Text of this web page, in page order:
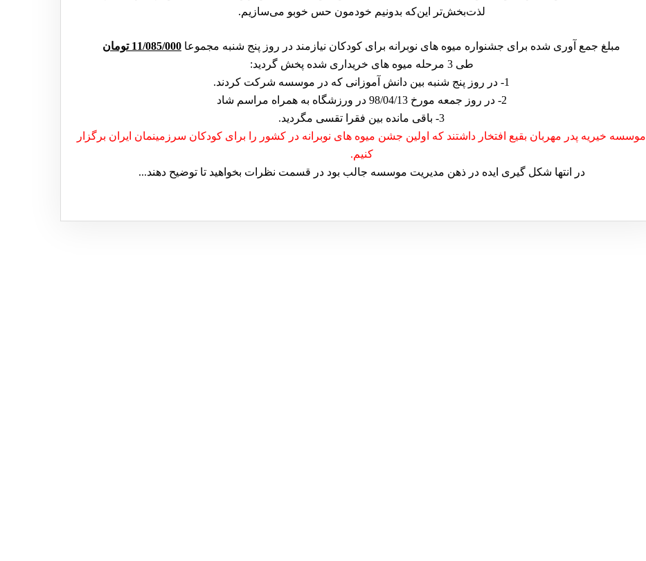
لذت‌بخش‌تر این‌که بدونیم خودمون حس خوبو می‌سازیم.
مبلغ جمع آوری شده برای جشنواره میوه های نوبرانه برای کودکان نیازمند در روز پنج شنبه مجموعا 11/085/000 تومان
طی 3 مرحله میوه های خریداری شده پخش گردید:
1- در روز پنج شنبه بین دانش آموزانی که در موسسه شرکت کردند.
2- در روز جمعه مورخ 98/04/13 در ورزشگاه به همراه مراسم شاد
3- باقی مانده بین فقرا تقسی مگردید.
موسسه خیریه پدر مهربان بقیع افتخار داشتند که اولین جشن میوه های نوبرانه در کشور را برای کودکان سرزمینمان ایران برگزار
کنیم.
در انتها شکل گیری ایده در ذهن مدیریت موسسه جالب بود در قسمت نظرات بخواهید تا توضیح دهند...